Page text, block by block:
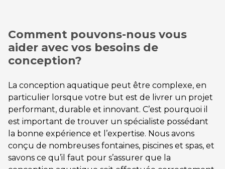
Comment pouvons-nous vous
aider avec vos besoins de
conception?
La conception aquatique peut être complexe, en
particulier lorsque votre but est de livrer un projet
performant, durable et innovant. C’est pourquoi il
est important de trouver un spécialiste possédant
la bonne expérience et l’expertise. Nous avons
conçu de nombreuses fontaines, piscines et spas, et
savons ce qu’il faut pour s’assurer que la